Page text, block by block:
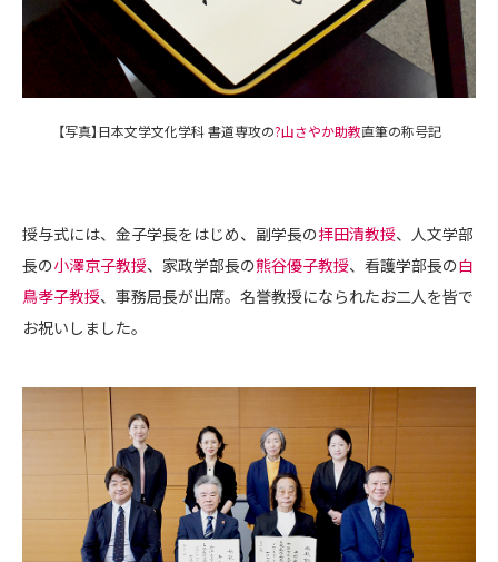
【写真】日本文学文化学科 書道専攻の?山さやか助教直筆の称号記
授与式には、金子学長をはじめ、副学長の拝田清教授、人文学部
長の小澤京子教授、家政学部長の熊谷優子教授、看護学部長の白
鳥孝子教授、事務局長が出席。名誉教授になられたお二人を皆で
お祝いしました。